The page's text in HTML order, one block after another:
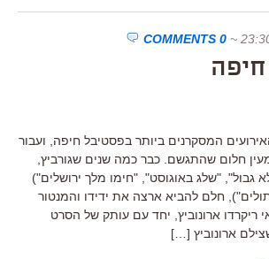
~
0 COMMENTS
חיפה
המסקרנים ביותר בפסטיבל חיפה, ועבור
חלום שהתגשם. כבר כמה שנים שגורביץ,
גבול", "שלג באוגוסט", "חימו מלך ירושלים")
חלם להביא ארצה את ידידו והמנטור
ריקרדו ארונוביץ, יחד עם עותק של הסרט